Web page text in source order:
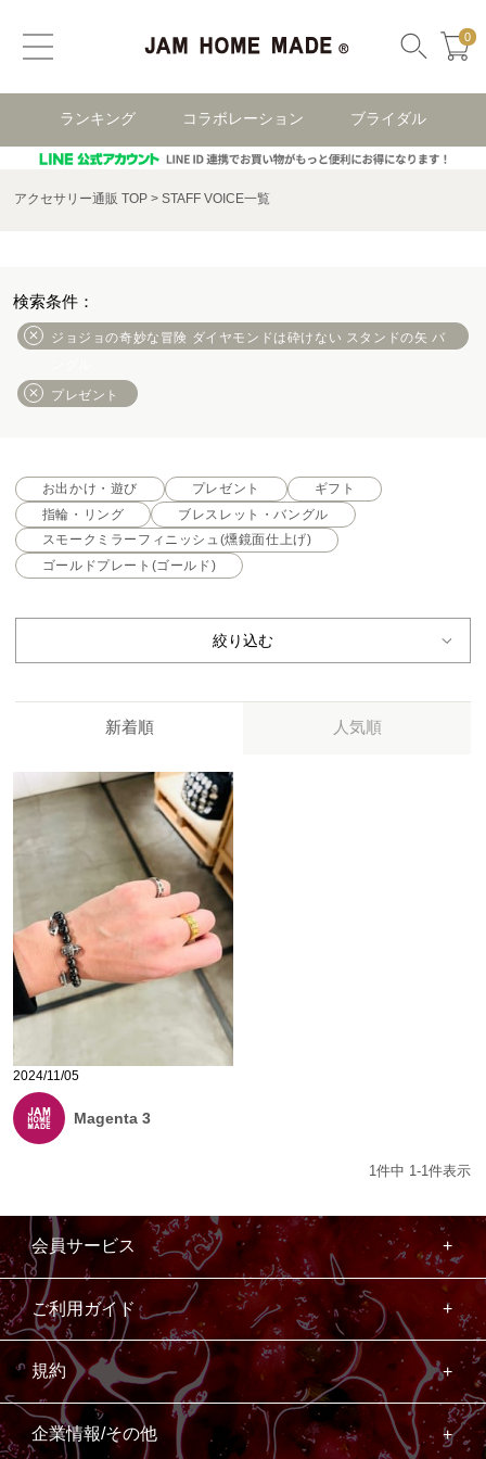
0
ランキング コラボレーション ブライダル
アクセサリー通販 TOP STAFF VOICE一覧
ジョジョの奇妙な冒険 ダイヤモンドは砕けない スタンドの矢 バ
プレゼント
お出かけ・遊び プレゼント
ギフト
指輪・リング
ブレスレット・バングル
スモークミラーフィニッシュ(燻鏡面仕上げ)
ゴールドプレート(ゴールド)
絞り込む
新着順 人気順
2024/11/05
Magenta 3
1 件中 1 -1 件表示
会員サービス
ご利用ガイド
規約
企業情報/その他